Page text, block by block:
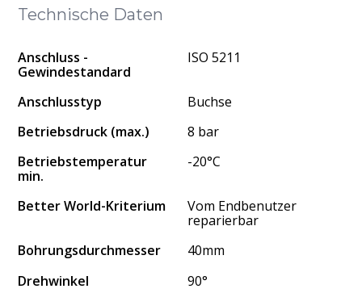
Technische Daten
Anschluss -
Gewindestandard
ISO 5211
Anschlusstyp
Buchse
Betriebsdruck (max.)
8 bar
Betriebstemperatur
min.
-20°C
Better World-Kriterium
Vom Endbenutzer
reparierbar
Bohrungsdurchmesser
40mm
Drehwinkel
90°